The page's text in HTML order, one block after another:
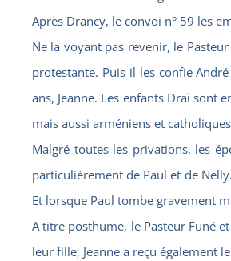
Après Drancy, le convoi n° 59 les
Ne la voyant pas revenir, le
protestante. Puis il les confie
ans, Jeanne. Les enfants Draï sont
mais aussi arméniens et
Malgré toutes les privations, les
particulièrement de Paul et de
Et lorsque Paul tombe gravement
A titre posthume, le Pasteur Funé
leur fille, Jeanne a reçu également